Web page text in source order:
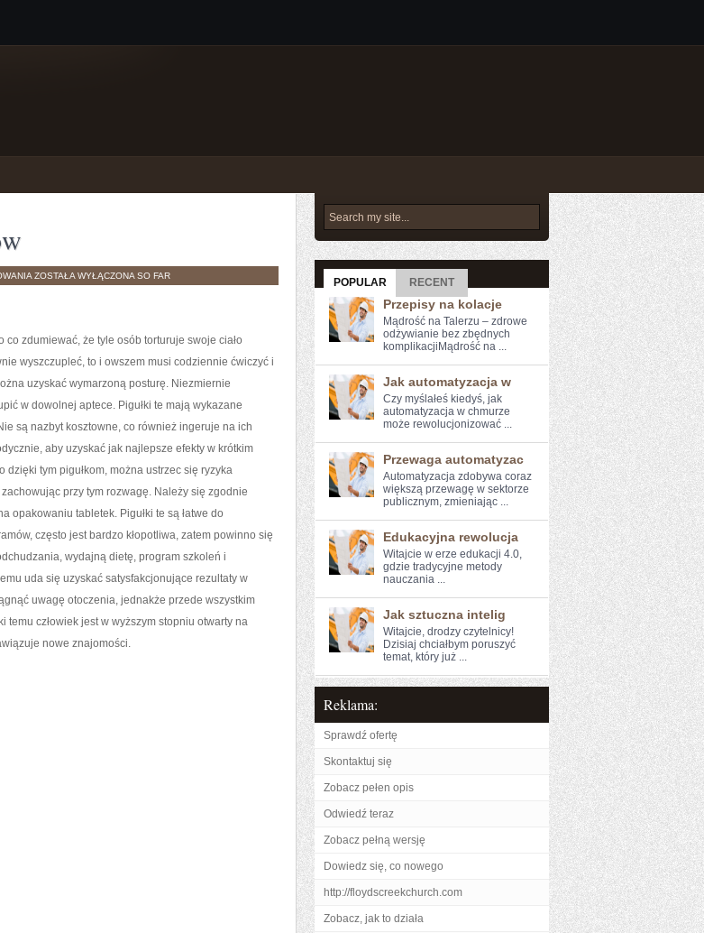
SKUTECZNE
ZRZUCANIE
ZOSTAŁA WYŁĄCZONA SO FAR
zdumiewać, że tyle osób torturuje swoje ciało
wyszczupleć, to i owszem musi codziennie ćwiczyć i
uzyskać wymarzoną posturę. Niezmiernie
w dowolnej aptece. Pigułki te mają wykazane
są nazbyt kosztowne, co również ingeruje na ich
aby uzyskać jak najlepsze efekty w krótkim
dzięki tym pigułkom, można ustrzec się ryzyka
przy tym rozwagę. Należy się zgodnie
opakowaniu tabletek. Pigułki te są łatwe do
często jest bardzo kłopotliwa, zatem powinno się
wydajną dietę, program szkoleń i
uda się uzyskać satysfakcjonujące rezultaty w
uwagę otoczenia, jednakże przede wszystkim
temu człowiek jest w wyższym stopniu otwarty na
nowe znajomości.
POPULAR RECENT
Przepisy na kolacje
Mądrość na Talerzu – zdrowe
odżywianie bez zbędnych
komplikacjiMądrość na ...
Jak automatyzacja w
Czy myślałeś kiedyś, jak⁤
automatyzacja⁣ w ⁢chmurze
może rewolucjonizować ...
Przewaga automatyzac
Automatyzacja zdobywa coraz
większą przewagę ​w sektorze
publicznym, zmieniając ...
Edukacyjna rewolucja
Witajcie⁤ w erze edukacji 4.0,
gdzie tradycyjne metody
⁤nauczania ...
Jak sztuczna intelig
Witajcie, drodzy czytelnicy!
Dzisiaj chciałbym poruszyć
temat, który już ...
Reklama:
Sprawdź ofertę
Skontaktuj się
Zobacz pełen opis
Odwiedź teraz
Zobacz pełną wersję
Dowiedz się, co nowego
http://floydscreekchurch.com
Zobacz, jak to działa